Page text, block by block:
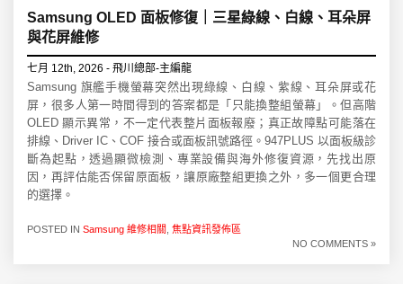
Samsung OLED 面板修復｜三星綠線、白線、耳朵屏
與花屏維修
七月 12th, 2026 - 飛川總部-主編龍
Samsung 旗艦手機螢幕突然出現綠線、白線、紫線、耳朵屏或花
屏，很多人第一時間得到的答案都是「只能換整組螢幕」。但高階
OLED 顯示異常，不一定代表整片面板報廢；真正故障點可能落在
排線、Driver IC、COF 接合或面板訊號路徑。947PLUS 以面板級診
斷為起點，透過顯微檢測、專業設備與海外修復資源，先找出原
因，再評估能否保留原面板，讓原廠整組更換之外，多一個更合理
的選擇。
POSTED IN Samsung 維修相關 焦點資訊發佈區
NO COMMENTS »